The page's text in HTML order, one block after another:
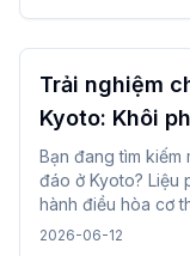
Trải nghiệm
Kyoto: Khôi
với liệu pháp
Bạn đang tìm kiếm
đáo ở Kyoto? Liệu
hành điều hòa cơ
và dòng chảy tự
2026-06-12